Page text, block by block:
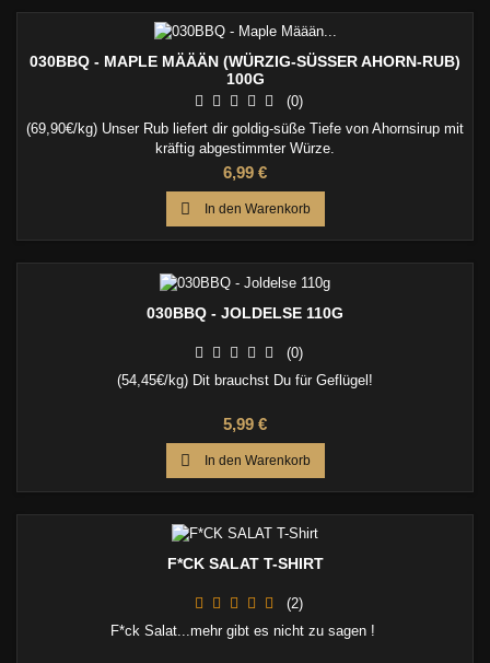
030BBQ - MAPLE MÄÄÄN (WÜRZIG-SÜSSER AHORN-RUB) 1
00G
(0)
(69,90€/kg) Unser Rub liefert dir goldig-süße Tiefe von Ahornsirup mit
kräftig abgestimmter Würze.
Preis
6,99 €
 In den Warenkorb
030BBQ - JOLDELSE 110G
(0)
(54,45€/kg) Dit brauchst Du für Geflügel!
Preis
5,99 €
 In den Warenkorb
F*CK SALAT T-SHIRT
(2)
F*ck Salat...mehr gibt es nicht zu sagen !